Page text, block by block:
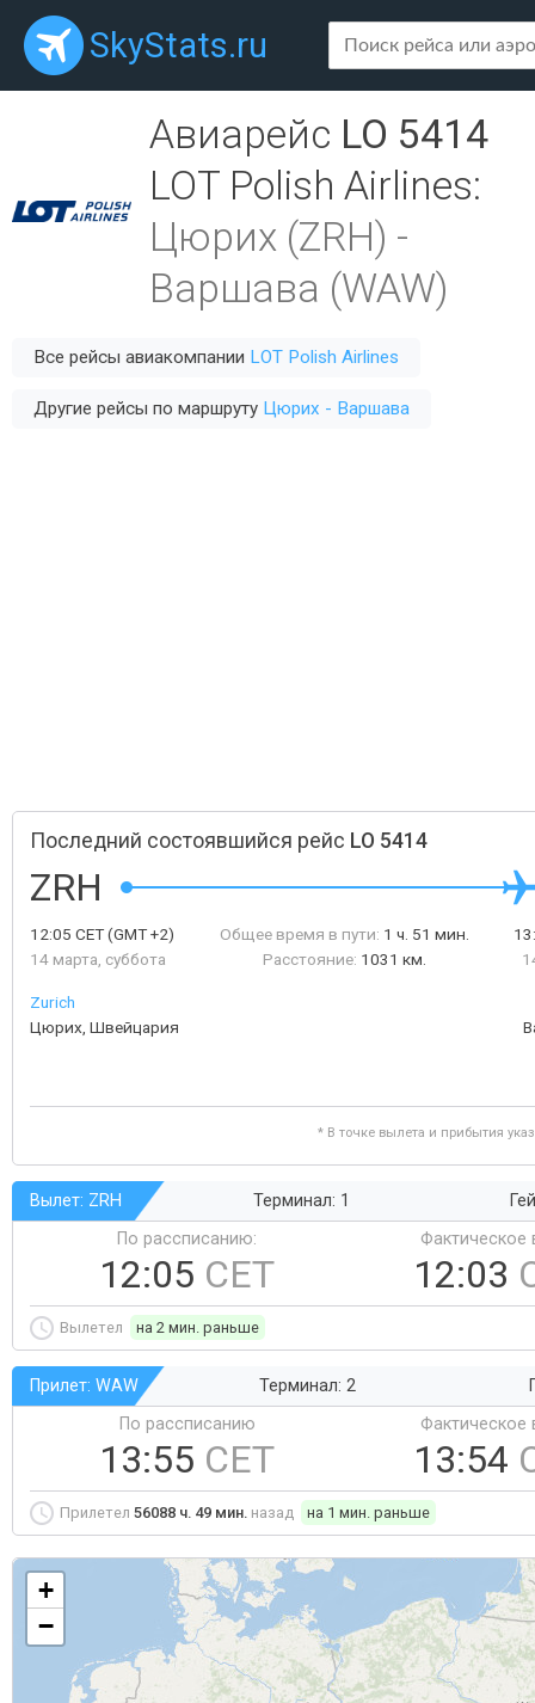
SkyStats.ru
Авиарейс LO 5414
LOT Polish Airlines:
Цюрих (ZRH) -
Варшава (WAW)
Все рейсы авиакомпании LOT Polish Airlines
Другие рейсы по маршруту Цюрих - Варшава
Последний состоявшийся рейс LO 5414
ZRH
12:05 CET(GMT +2)
14 марта, суббота
Общее время в пути: 1 ч. 51 мин.
Расстояние: 1031 км.
Zurich
Цюрих, Швейцария
* В точке вылета и прибытия
Вылет: ZRH Терминал: 1
По рассписанию:
12:05 CET
Фактическое
12:03
Вылетел на 2 мин. раньше
Прилет: WAW Терминал: 2
По рассписанию
13:55 CET
Фактическое
13:54
Прилетел 56088 ч. 49 мин. назад на 1 мин. раньше
+
−